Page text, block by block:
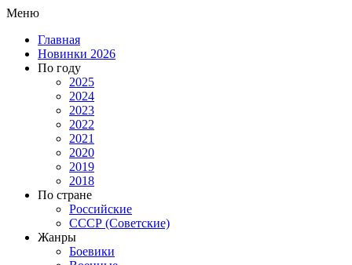
Меню
Главная
Новинки 2026
По году
2025
2024
2023
2022
2021
2020
2019
2018
По стране
Российские
СССР (Советские)
Жанры
Боевики